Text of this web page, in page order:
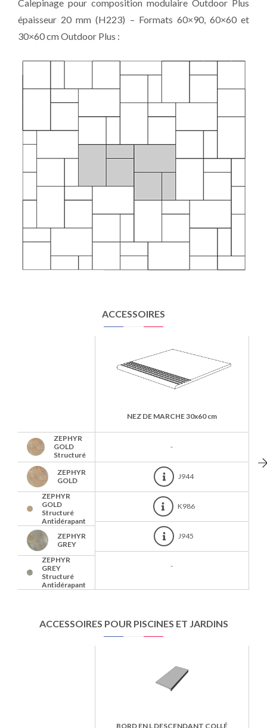
Calepinage pour composition modulaire Outdoor Plus
épaisseur 20 mm (H223) – Formats 60×90, 60×60 et
30×60 cm Outdoor Plus :
ACCESSOIRES
ZEPHYR
GOLD
Structuré
ZEPHYR
GOLD
ZEPHYR
GOLD
Structuré
Antidérapant
ZEPHYR
GREY
ZEPHYR
GREY
Structuré
Antidérapant
NEZ DE MARCHE30x60 cm
-
J944
K986
J945
-
ACCESSOIRES POUR PISCINES ET JARDINS
BORD EN L DESCENDANT COLLÉ